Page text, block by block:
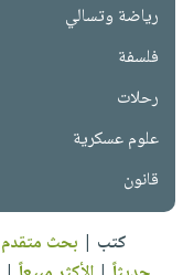
رياضة وتسالي
فلسفة
رحلات
علوم عسكرية
قانون
كتب | بحث متقدم